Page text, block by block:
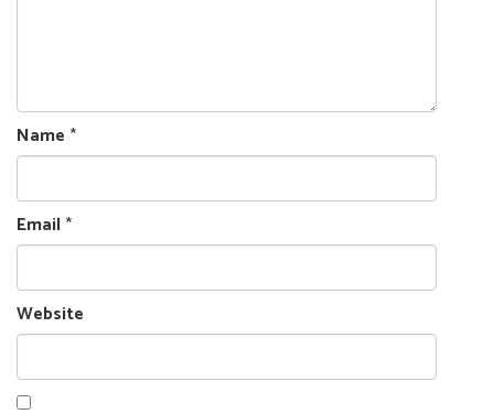
Name *
Email*
Website